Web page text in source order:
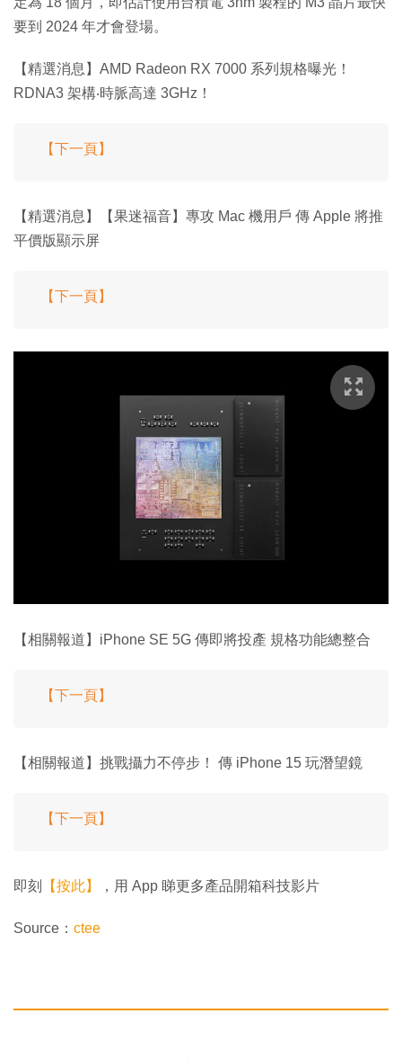
要到 2024 年才會登場。
【精選消息】AMD Radeon RX 7000 系列規格曝光！
RDNA3 架構‧時脈高達 3GHz！
【下一頁】
【精選消息】【果迷福音】專攻 Mac 機用戶 傳 Apple 將推
平價版顯示屏
【下一頁】
【相關報道】iPhone SE 5G 傳即將投產 規格功能總整合
【下一頁】
【相關報道】挑戰攝力不停步！ 傳 iPhone 15 玩潛望鏡
【下一頁】
即刻 【按此】 ，用 App 睇更多產品開箱科技影片
Source： ctee